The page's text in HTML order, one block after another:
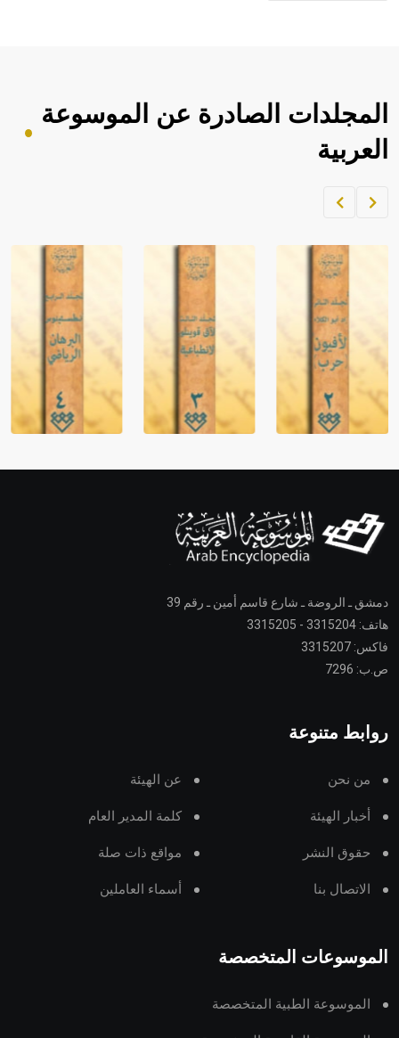
المجلدات الصادرة عن الموسوعة
العربية
دمشق ـ الروضة ـ شارع قاسم أمين ـ رقم 39
هاتف: 3315204 - 3315205
فاكس: 3315207
ص.ب: 7296
روابط متنوعة
من نحن عن الهيئة
أخبار الهيئة كلمة المدير العام
حقوق النشر مواقع ذات صلة
الاتصال بنا أسماء العاملين
الموسوعات المتخصصة
الموسوعة الطبية المتخصصة